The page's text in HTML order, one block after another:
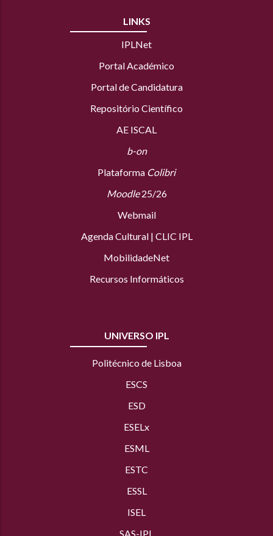
LINKS
IPLNet
Portal Académico
Portal de Candidatura
Repositório Científico
AE ISCAL
b-on
Plataforma Colibri
Moodle25/26
Webmail
Agenda Cultural| CLIC IPL
MobilidadeNet
Recursos Informáticos
UNIVERSO IPL
Politécnico de Lisboa
ESCS
ESD
ESELx
ESML
ESTC
ESSL
ISEL
SAS-IPL